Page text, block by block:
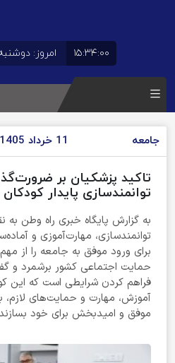
۱۵:۳۴:۰۱ امروز: دوشنبه - 19 مرداد -
جامعه 11 خرداد 1405 - 10:32 ق.ظ
تاکید پزشکیان بر
توانمندسازی پایدار
به گزارش پایگاه خبری راه وطن به
توانمندسازی، مهارت‌آموزی و
برای ورود موفق به جامعه را از
حمایت اجتماعی کشور برشمرد و
فراهم کردن شرایطی است که این
آموزش، مهارت و حمایت‌های لازم،
موفق و امیدبخش برای خود